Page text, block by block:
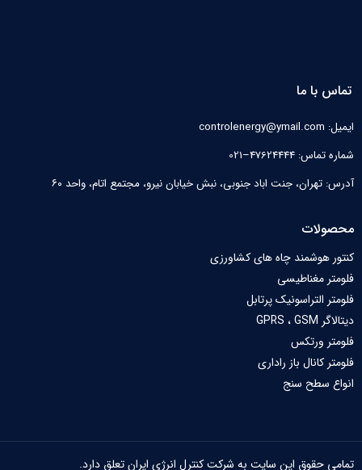
تماس با ما
ایمیل: controlenergy@ymail.com
شماره تماس: 47624444–021
آدرس: تهران، جنت اباد جنوبی، نبش خیابان نیرو‌، مجتمع اتام، واحد ۶۰
محصولات
کنتور هوشمند چاه های کشاورزی
فلومتر مغناطیسی
فلومتر التراسونیک پرتابل
دیتالاگر GPRS ، GSM
فلومتر ورتکس
فلومتر کانال باز راداری
انواع سطح سنج
تمامی حقوق این سایت به شرکت کنترل انرژی ایران تعلق دارد.